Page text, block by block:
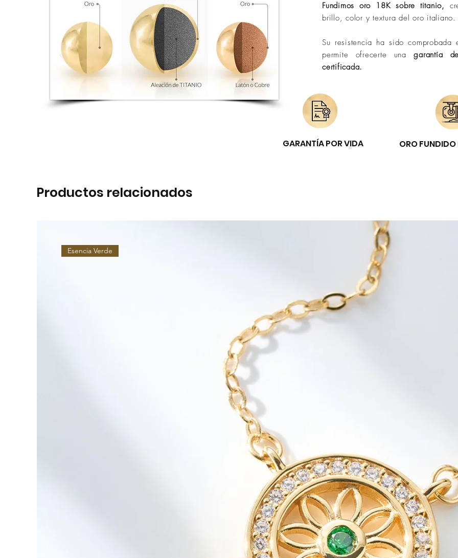
Los tiempos
de operación o
Fundimos oro 18K sobre titanio,
brillo, color y textura del oro italiano.
Su resistencia ha sido
permite ofrecerte unagarantía
certificada.
GARANTÍA POR VIDA ORO
Productos relacionados
Esencia Verde